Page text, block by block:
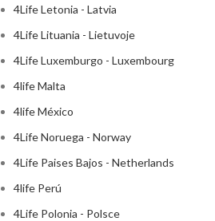
4Life Letonia - Latvia
4Life Lituania - Lietuvoje
4Life Luxemburgo - Luxembourg
4life Malta
4life México
4Life Noruega - Norway
4Life Paises Bajos - Netherlands
4life Perú
4Life Polonia - Polsce